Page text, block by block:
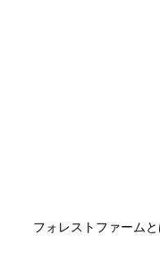
フォレストファームと